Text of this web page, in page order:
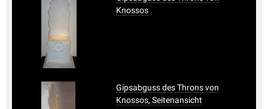
Knossos
Gipsabguss des Throns von
Knossos, Seitenansicht